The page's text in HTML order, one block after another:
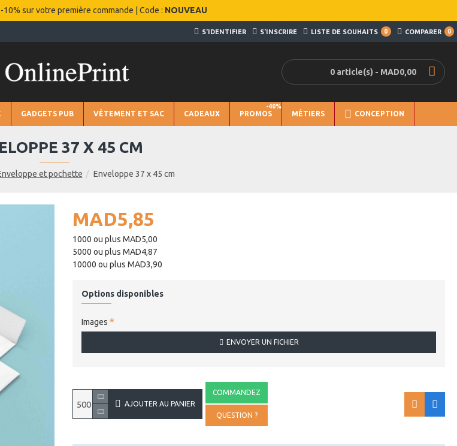
sur votre première commande | Code : NOUVEAU
S'IDENTIFIER S'INSCRIRE LISTE DE SOUHAITS 0 COMPARER 0
0 article(s) - MAD0,00
GADGETS PUB VÊTEMENT ET SAC CADEAUX PROMOS
-40%
MÉTIERS CONCEPTION
et pochette Enveloppe 37 x 45 cm
37 X 45 CM
MAD5,85
1000 ou plus MAD5,00
5000 ou plus MAD4,87
10000 ou plus MAD3,90
Options disponibles
Images
ENVOYER UN FICHIER
AJOUTER AU PANIER
COMMANDEZ
QUESTION ?